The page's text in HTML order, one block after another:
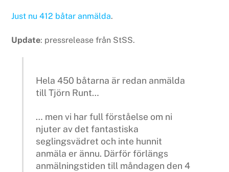
Just nu 412 båtar anmälda.
Update: pressrelease från StSS.
Hela 450 båtarna är redan anmälda
till Tjörn Runt…
… men vi har full förståelse om ni
njuter av det fantastiska
seglingsvädret och inte hunnit
anmäla er ännu. Därför förlängs
anmälningstiden till måndagen den 4